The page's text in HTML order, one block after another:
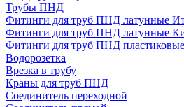
Трубы ПНД
Фитинги для труб ПНД латунные
Фитинги для труб ПНД латунные
Фитинги для труб ПНД пластиковые
Водорозетка
Врезка в трубу
Краны для труб ПНД
Соединитель переходной